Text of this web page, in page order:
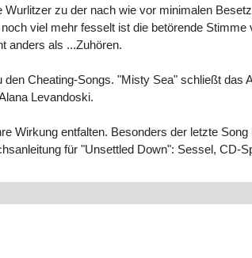
zu der nach wie vor minimalen
viel mehr fesselt ist die betörende
anders als ...Zuhören.
Cheating-Songs. "Misty Sea" schließt das
Levandoski.
Wirkung entfalten. Besonders der letzte
für "Unsettled Down": Sessel, CD-